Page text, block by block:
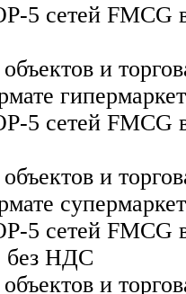
5 сетей FMCG
и
гипермаркет
5 сетей FMCG
и
супермаркет
5 сетей FMCG
без НДС
и